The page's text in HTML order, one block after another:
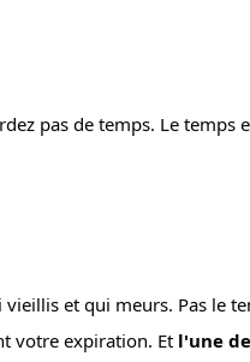
pas de temps. Le temps
vieillis et qui meurs. Pas le
votre expiration. Et l'une